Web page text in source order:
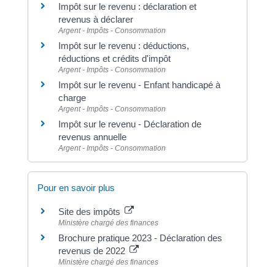
Impôt sur le revenu : déclaration et
revenus à déclarer
Argent - Impôts - Consommation
Impôt sur le revenu : déductions,
réductions et crédits d'impôt
Argent - Impôts - Consommation
Impôt sur le revenu - Enfant handicapé à
charge
Argent - Impôts - Consommation
Impôt sur le revenu - Déclaration de
revenus annuelle
Argent - Impôts - Consommation
Pour en savoir plus
Site des impôts
Ministère chargé des finances
Brochure pratique 2023 - Déclaration des
revenus de 2022
Ministère chargé des finances